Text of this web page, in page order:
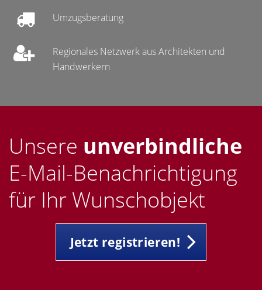
Umzugsberatung
Regionales Netzwerk aus Architekten und
Handwerkern
Unsere unverbindliche
E-Mail-Benachrichtigung
für Ihr Wunschobjekt
Jetzt registrieren!